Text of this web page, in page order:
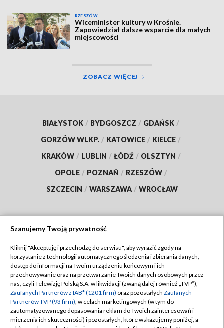
RZESZÓW
Wiceminister kultury w Krośnie.
Zapowiedział dalsze wsparcie dla małych
miejscowości
ZOBACZ WIĘCEJ
BIAŁYSTOK / BYDGOSZCZ / GDAŃSK /
GORZÓW WLKP. / KATOWICE / KIELCE /
KRAKÓW / LUBLIN / ŁÓDŹ / OLSZTYN /
OPOLE / POZNAŃ / RZESZÓW /
SZCZECIN / WARSZAWA / WROCŁAW
TVP
Abonament TVP
Emisja w TVP
Centrum informacji TVP
Naziemna Telewizja Cyfrowa
Regulamin TVP
Polityka prywatności
Moje zgody
Pomoc
Szanujemy Twoją prywatność
Kliknij "Akceptuję i przechodzę do serwisu", aby wyrazić zgody na
korzystanie z technologii automatycznego śledzenia i zbierania danych,
dostęp do informacji na Twoim urządzeniu końcowym i ich
przechowywanie oraz na przetwarzanie Twoich danych osobowych przez
nas, czyli Telewizję Polską S.A. w likwidacji (zwaną dalej również „TVP”),
Zaufanych Partnerów z IAB* (1201 firm) oraz pozostałych Zaufanych
Partnerów TVP (93 firm), w celach marketingowych (w tym do
zautomatyzowanego dopasowania reklam do Twoich zainteresowań i
mierzenia ich skuteczności) i pozostałych, które wskazujemy poniżej, a